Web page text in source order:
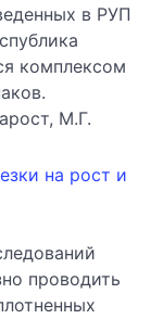
в РУП
комплексом
М.Г.
на рост и
проводить